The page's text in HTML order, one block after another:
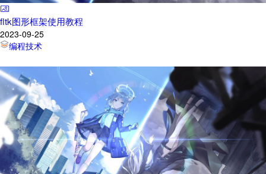
fltk图形框架使用教程
2023-09-25
编程技术